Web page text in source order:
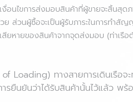
อนไขการส่งมอบสินค้าที่ผู้ขายจะสิ้นสุ
ส่วนผู้ซื้อจะเป็นผู้รับภาระในการทำสั
สียหายของสินค้าจากจุดส่งมอบ (ท่าเรื
Loading) ทางสายการเดินเรือ
รยืนยันว่าได้รับสินค้านั้นไว้แล้ว